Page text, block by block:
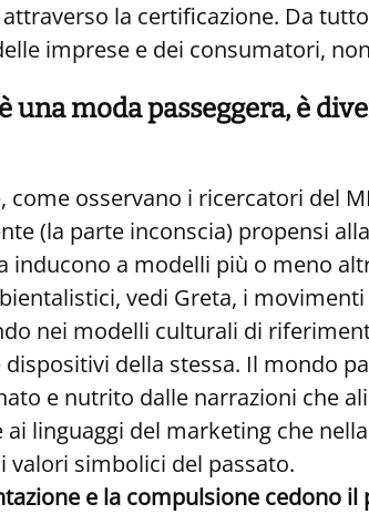
la certificazione. Da
imprese e dei consumatori,
una moda passeggera, è
come osservano i ricercatori del
(la parte inconscia) propensi
inducono a modelli più o meno
vedi Greta, i
nei modelli culturali di
della stessa. Il mondo
e nutrito dalle narrazioni che
linguaggi del marketing che
simbolici del passato.
e la compulsione cedono